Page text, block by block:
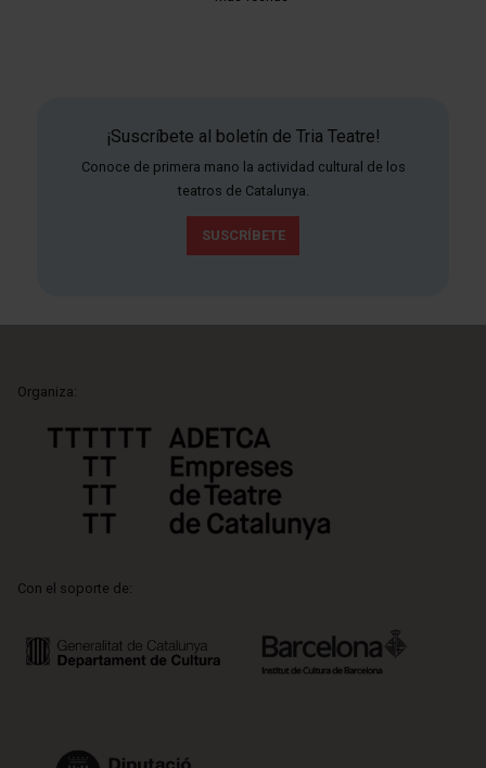
¡Suscríbete al boletín de Tria Teatre!
Conoce de primera mano la actividad cultural de los
teatros de Catalunya.
SUSCRÍBETE
Organiza:
Con el soporte de: